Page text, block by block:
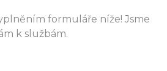
formuláře níže! Jsme
k službám.